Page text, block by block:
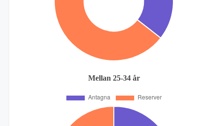
Mellan 25-34 år